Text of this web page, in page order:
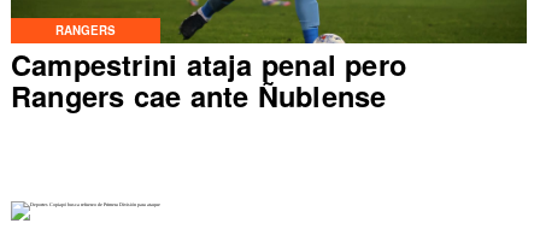
RANGERS
Campestrini ataja penal pero
Rangers cae ante Ñublense